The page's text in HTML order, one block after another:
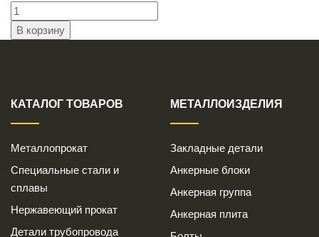
КАТАЛОГ ТОВАРОВ
Металлопрокат
Специальные стали и
сплавы
Нержавеющий прокат
Детали трубопровода
МЕТАЛЛОИЗДЕЛИЯ
Закладные детали
Анкерные блоки
Анкерная группа
Анкерная плита